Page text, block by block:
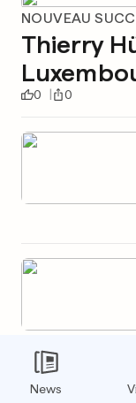
NOUVEAU
Thierry
0 0
News